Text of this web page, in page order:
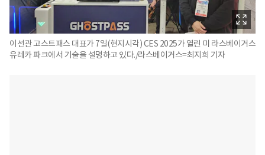
이선관 고스트패스 대표가 7일(현지시각) CES 2025가 열린 미 라스베이거스
유레카 파크에서 기술을 설명하고 있다./라스베이거스=최지희 기자